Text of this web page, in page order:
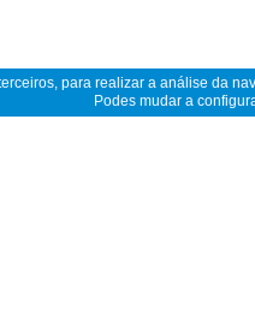
para realizar a análise da
Podes mudar a